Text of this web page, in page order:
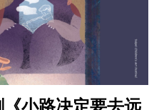
小路决定要去远